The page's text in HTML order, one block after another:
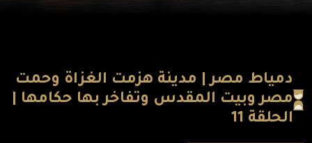
دمياط مصر | مدينة هزمت الغزاة وحمت
مصر وبيت المقدس وتفاخر بها حكامها |
الحلقة 11